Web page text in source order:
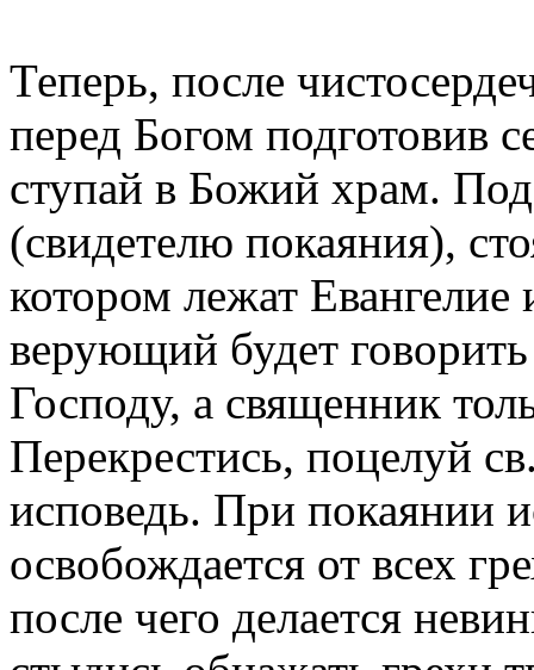
Теперь, после
перед Богом подготовив
ступай в Божий храм.
(свидетелю покаяния),
котором лежат Евангелие
верующий будет
Господу, а священник
Перекрестись, поцелуй
исповедь. При покаянии
освобождается от всех
после чего делается